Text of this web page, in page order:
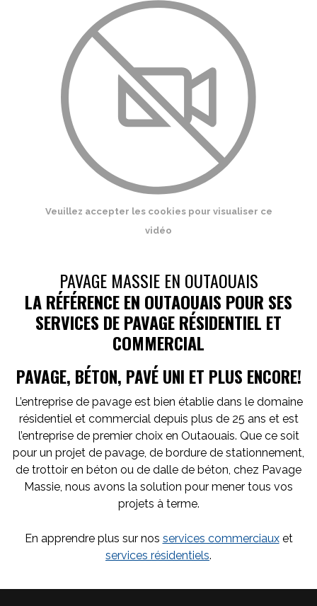
Veuillez accepter les cookies pour visualiser ce
vidéo
PAVAGE MASSIE EN OUTAOUAIS
LA RÉFÉRENCE EN OUTAOUAIS POUR SES
SERVICES DE PAVAGE RÉSIDENTIEL ET
COMMERCIAL
PAVAGE, BÉTON, PAVÉ UNI ET PLUS ENCORE!
L’entreprise de pavage est bien établie dans le domaine
résidentiel et commercial depuis plus de 25 ans et est
l’entreprise de premier choix en Outaouais. Que ce soit
pour un projet de pavage, de bordure de stationnement,
de trottoir en béton ou de dalle de béton, chez Pavage
Massie, nous avons la solution pour mener tous vos
projets à terme.
En apprendre plus sur nos services commerciauxet
services résidentiels.